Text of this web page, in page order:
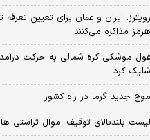
هرمز مذاکره می‌کنند
غول موشکی کره شمالی به حرکت
شلیک کرد
موج جدید گرما در راه کشور
لیست بلندبالای توقیف اموال تراستی